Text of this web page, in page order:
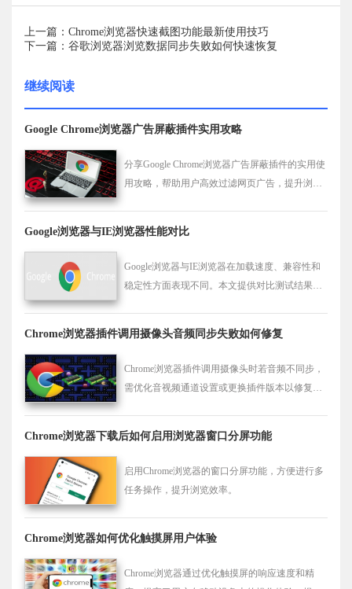
上一篇：Chrome浏览器快速截图功能最新使用技巧
下一篇：谷歌浏览器浏览数据同步失败如何快速恢复
继续阅读
Google Chrome浏览器广告屏蔽插件实用攻略
分享Google Chrome浏览器广告屏蔽插件的实用使
用攻略，帮助用户高效过滤网页广告，提升浏览
Google浏览器与IE浏览器性能对比
Google浏览器与IE浏览器在加载速度、兼容性和
稳定性方面表现不同。本文提供对比测试结果及
Chrome浏览器插件调用摄像头音频同步失败如何修复
Chrome浏览器插件调用摄像头时若音频不同步，
需优化音视频通道设置或更换插件版本以修复同
Chrome浏览器下载后如何启用浏览器窗口分屏功能
启用Chrome浏览器的窗口分屏功能，方便进行多
任务操作，提升浏览效率。
Chrome浏览器如何优化触摸屏用户体验
Chrome浏览器通过优化触摸屏的响应速度和精